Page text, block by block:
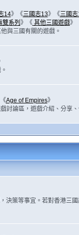
14》《三國志13》《三國
系列 》《其他三國遊戲》
與三國有關的遊戲。
Age of Empires》
討論區，遊戲介紹、分享
決策等事宜。若對香港三